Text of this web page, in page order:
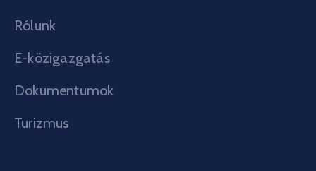
Rólunk
E-közigazgatás
Dokumentumok
Turizmus